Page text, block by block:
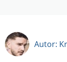
Autor: